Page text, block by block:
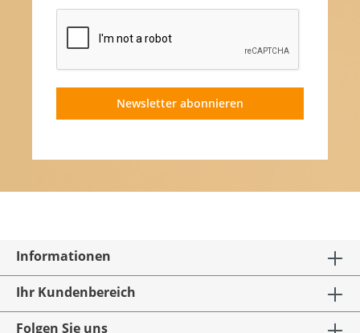
Newsletter abonnieren
Informationen
Ihr Kundenbereich
Folgen Sie uns